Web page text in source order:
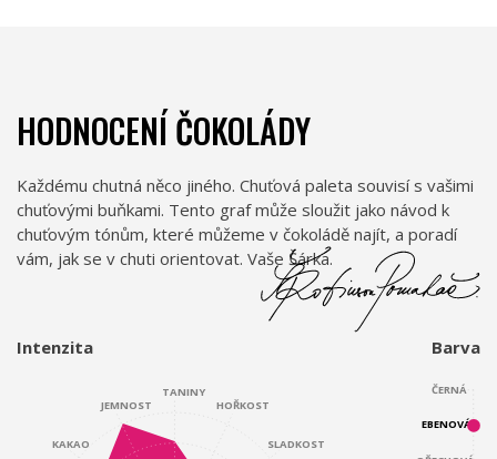
HODNOCENÍ ČOKOLÁDY
Každému chutná něco jiného. Chuťová paleta souvisí s vašimi
chuťovými buňkami. Tento graf může sloužit jako návod k
chuťovým tónům, které můžeme v čokoládě najít, a poradí
vám, jak se v chuti orientovat. Vaše Šárka.
Intenzita Barva
ČERNÁ
EBENOVÁ
TANINY
HOŘKOST
SLADKOST
KAKAO
JEMNOST